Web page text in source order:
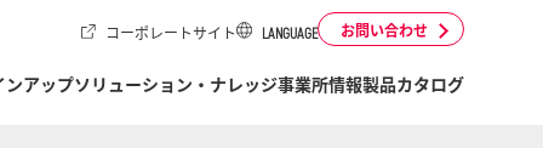
コーポレートサイト LANGUAGE お問い合わせ
ンアップソリューション・ナレッジ事業所情報製品カタログ